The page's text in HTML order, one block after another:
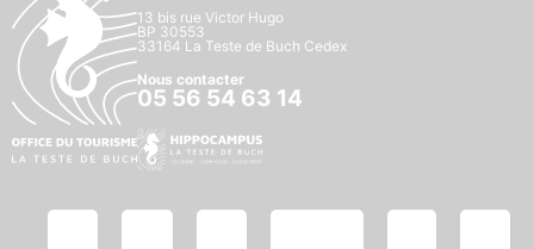
13 bis rue Victor Hugo
BP 30553
33164 La Teste de Buch Cedex
Nous contacter
05 56 54 63 14